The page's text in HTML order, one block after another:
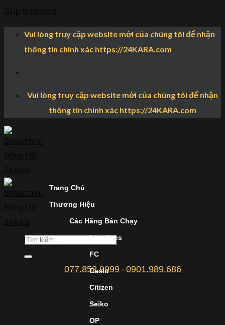
Vui lòng truy cập website mới của chúng tôi để nhận
thông tin chính xác https://24KARA.com
Vui lòng truy cập website mới của chúng tôi để nhận
thông tin chính xác https://24KARA.com
077.852.9999- 0901.989.686
Trang Chủ
Thương Hiệu
Các Hãng Bán Chạy
Longines
FC
Casio
Citizen
Seiko
OP